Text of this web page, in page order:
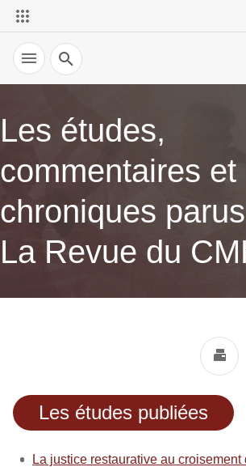
Recherche
Les études,
commentaires et
chroniques
La Revue du
Les études publiées
La justice restaurative au